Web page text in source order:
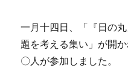
一月十四日、「『日の
題を考える集い」が開
〇人が参加しました。